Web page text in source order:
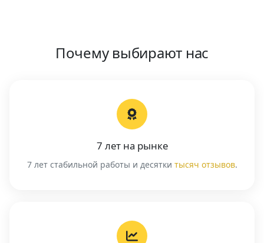
Почему выбирают нас
7 лет на рынке
7 лет стабильной работы и десятки тысяч отзывов.